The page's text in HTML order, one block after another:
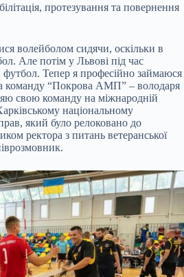
протезування та повернення
волейболом сидячи, оскільки в
Але потім у Львові під час
футбол. Тепер я професійно займаюся
команду “Покрова АМП” – володаря
свою команду на міжнародній
національному
який було релоковано до
ректора з питань ветеранської